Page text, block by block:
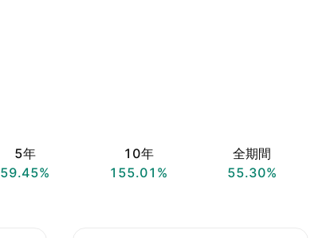
5年
59.45%
10年
155.01%
全期間
55.30%